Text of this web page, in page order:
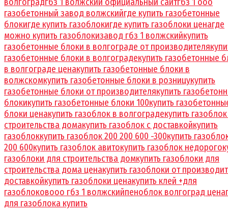
газобетонный завод волжскийгде купить газобетонные
блокигде купить газоблокигде купить газоблоки ценагде
можно купить газоблокизавод гбз 1 волжскийкупить
газобетонные блоки в волгограде от производителя
газобетонные блоки в волгоградекупить газобетонные
в волгограде ценакупить газобетонные блоки в
волжскомкупить газобетонные блоки в розницукупить
газобетонные блоки от производителякупить
блокикупить газобетонные блоки 100купить
блоки ценакупить газоблок в волгоградекупить
строительства домакупить газоблок с доставкойкупить
газоблоккупить газоблок 200 200 600 -300купить
200 600купить газоблок авитокупить газоблок недорого
газоблоки для строительства домкупить газоблоки для
строительства дома ценакупить газоблоки от
доставкойкупить газоблоки ценакупить клей +для
газоблоковооо гбз 1 волжскийпеноблок волгоград цена
для газоблока купить